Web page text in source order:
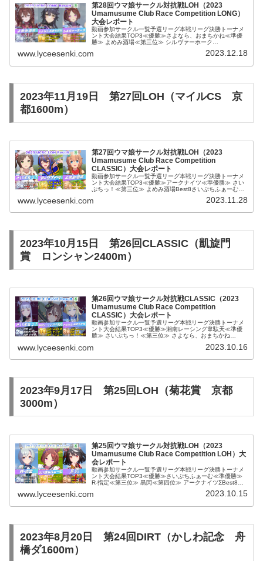
第28回ウマ娘サークル対抗戦LOH（2023
Umamusume Club Race Competition LONG）
大会レポート
動画参加サークル一覧予選リーグ本戦リーグ決勝トーナメ
ント大会結果TOP3≪優勝≫さよなら、おまちかね≪準優
勝≫ よめみ酒場≪第三位≫ シルヴァーホーク
えいテンポイントジャッジメン...
www.lyceesenki.com 2023.12.18
2023年11月19日 第27回LOH（マイルCS 京
都1600m）
第27回ウマ娘サークル対抗戦LOH（2023
Umamusume Club Race Competition
CLASSIC）大会レポート
動画参加サークル一覧予選リーグ本戦リーグ決勝トーナメ
ント大会結果TOP3≪優勝≫アークナイツ≪準優勝≫ さい
ぷちっ！≪第三位≫ よめみ酒場Best8さいぷちふぁーむ
（個人...
www.lyceesenki.com 2023.11.28
2023年10月15日 第26回CLASSIC（凱旋門
賞 ロンシャン2400m）
第26回ウマ娘サークル対抗戦CLASSIC（2023
Umamusume Club Race Competition
CLASSIC）大会レポート
動画参加サークル一覧予選リーグ本戦リーグ決勝トーナメ
ント大会結果TOP3≪優勝≫湘南レーシング韋駄天≪準優
勝≫ さいぷちっ！≪第三位≫ さよなら、おまちかね
VICTORIA...
www.lyceesenki.com 2023.10.16
2023年9月17日 第25回LOH（菊花賞 京都
3000m）
第25回ウマ娘サークル対抗戦LOH（2023
Umamusume Club Race Competition LOH）大
会レポート
動画参加サークル一覧予選リーグ本戦リーグ決勝トーナメ
ント大会結果TOP3≪優勝≫さいぷちふぁーむ≪準優勝≫
R-指定≪第三位≫ 黒閃≪第四位≫ アークナイツΣBest8ア
果...
www.lyceesenki.com 2023.10.15
2023年8月20日 第24回DIRT（かしわ記念 舟
橋ダ1600m）